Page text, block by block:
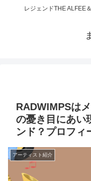
レジェンドTHE ALFEE
RADWIMPSは
の憂き目にあい
ンド？プロフィ
アーティスト紹介